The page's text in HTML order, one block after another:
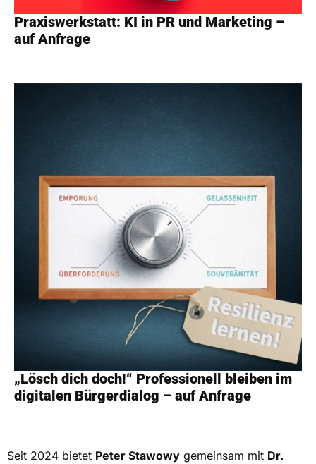
Praxiswerkstatt: KI in PR und Marketing –
auf Anfrage
„Lösch dich doch!“ Professionell bleiben im
digitalen Bürgerdialog – auf Anfrage
Seit 2024 bietet Peter Stawowy gemeinsam mit Dr.